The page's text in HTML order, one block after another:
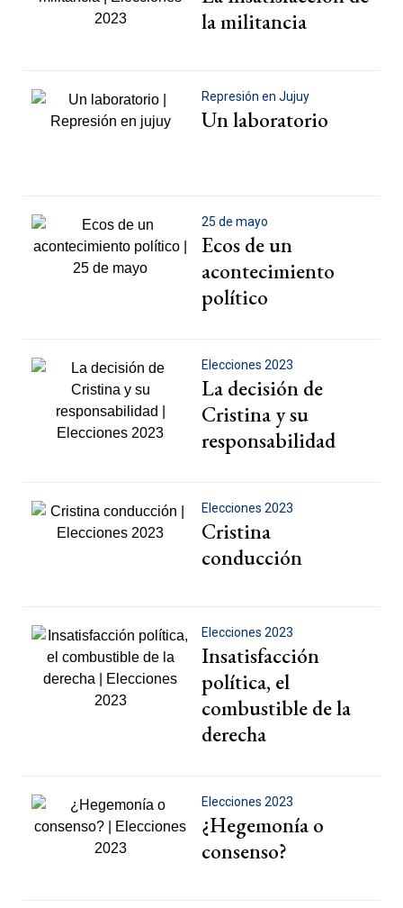
la militancia
Represión en Jujuy
Un laboratorio
25 de mayo
Ecos de un
acontecimiento
político
Elecciones 2023
La decisión de
Cristina y su
responsabilidad
Elecciones 2023
Cristina
conducción
Elecciones 2023
Insatisfacción
política, el
combustible de la
derecha
Elecciones 2023
¿Hegemonía o
consenso?